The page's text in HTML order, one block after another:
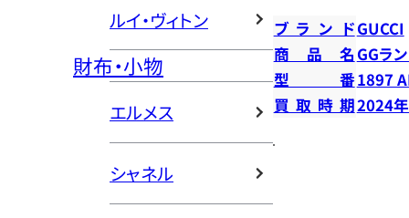
ルイ・ヴィトン
財布・小物
エルメス
シャネル
ブランドGUCCI
商品名 GGラ
型番1897
買取時期2024